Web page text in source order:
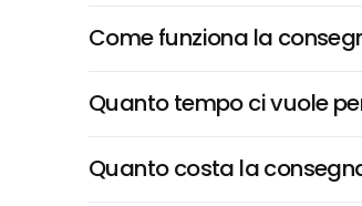
Come funziona la
Quanto tempo ci vuole
Quanto costa la